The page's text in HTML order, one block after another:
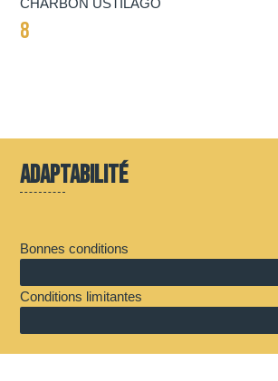
CHARBON USTILAGO
8
Adaptabilité
Bonnes conditions
Conditions limitantes